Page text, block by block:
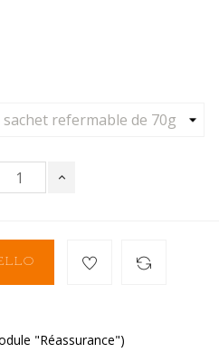
"Réassurance")